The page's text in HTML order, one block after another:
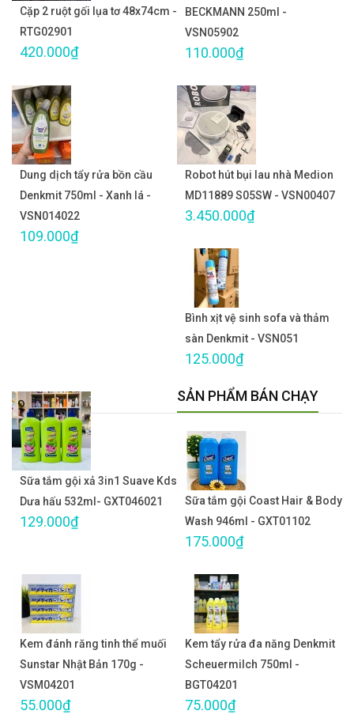
Cặp 2 ruột gối lụa tơ 48x74cm -
RTG02901
420.000₫
BECKMANN 250ml -
VSN05902
110.000₫
Dung dịch tẩy rửa bồn cầu
Denkmit 750ml - Xanh lá -
VSN014022
109.000₫
Robot hút bụi lau nhà Medion
MD11889 S05SW - VSN00407
3.450.000₫
Bình xịt vệ sinh sofa và thảm
sàn Denkmit - VSN051
125.000₫
Sữa tắm gội xả 3in1 Suave Kds
Dưa hấu 532ml- GXT046021
129.000₫
SẢN PHẨM BÁN CHẠY
Sữa tắm gội Coast Hair & Body
Wash 946ml - GXT01102
175.000₫
Kem đánh răng tinh thể muối
Sunstar Nhật Bản 170g -
VSM04201
55.000₫
Kem tẩy rửa đa năng Denkmit
Scheuermilch 750ml -
BGT04201
75.000₫